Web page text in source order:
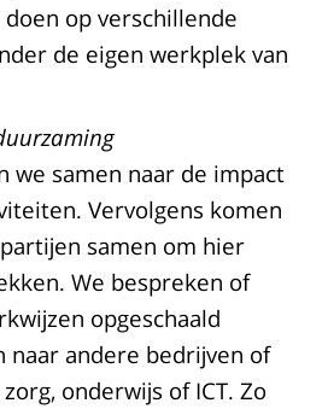
op verschillende
de eigen werkplek van
we samen naar de impact
Vervolgens komen
samen om hier
We bespreken of
opgeschaald
naar andere bedrijven of
onderwijs of ICT. Zo